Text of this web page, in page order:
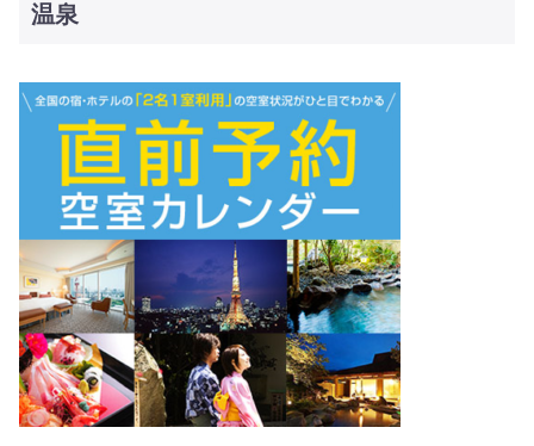
温泉